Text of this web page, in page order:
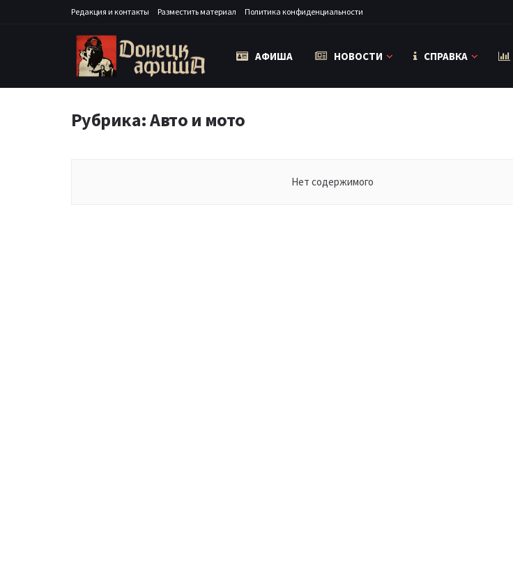
Редакция и контакты Разместить материал Политика конфиденциальности
АФИША НОВОСТИ СПРАВКА
Рубрика:Авто и мото
Нет содержимого